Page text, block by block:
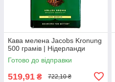
Кава мелена Jacobs Kronung
500 грамів | Нідерланди
Готово до відправки
519,91 ₴ 722,10 ₴